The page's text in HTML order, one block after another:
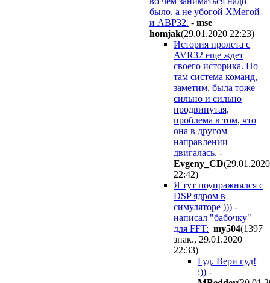
было, а не убогой ХМегой
и АВР32. - mse
homjak(29.01.2020 22:23)
История пролета с
AVR32 еще ждет
своего историка. Но
там система команд,
заметим, была тоже
сильно и сильно
продвинутая,
проблема в том, что
она в другом
направлении
двигалась. -
Evgeny_CD(29.01.2020
22:42)
Я тут поупражнялся с
DSP ядром в
симуляторе ))) -
написал "бабочку"
для FFT: my504(1397
знак., 29.01.2020
22:33)
Гуд. Вери гуд!
:)) -